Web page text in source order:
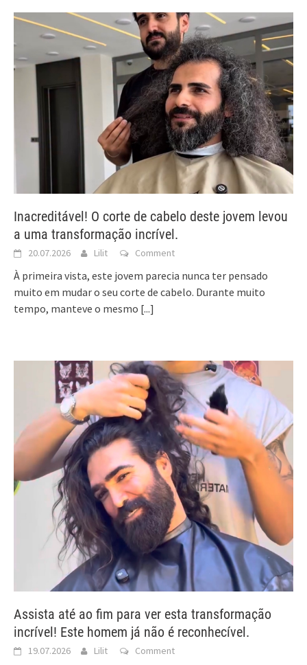
Inacreditável! O corte de cabelo deste jovem levou
a uma transformação incrível.
20.07.2026 Lilit Comment
À primeira vista, este jovem parecia nunca ter pensado
muito em mudar o seu corte de cabelo. Durante muito
tempo, manteve o mesmo [...]
Assista até ao fim para ver esta transformação
incrível! Este homem já não é reconhecível.
19.07.2026 Lilit Comment